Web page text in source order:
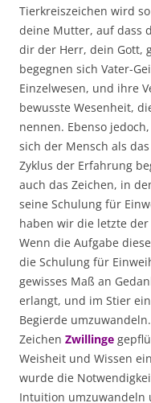
Tierkreiszeichen wird
deine Mutter, auf dass
dir der Herr, dein Gott,
begegnen sich Vater-
Einzelwesen, und ihre
bewusste Wesenheit,
nennen. Ebenso
sich der Mensch als
Zyklus der Erfahrung
auch das Zeichen, in
seine Schulung für
haben wir die letzte
Wenn die Aufgabe
die Schulung für
gewisses Maß an
erlangt, und im Stier
Begierde
Zeichen Zwillinge
Weisheit und Wissen
wurde die
Intuition umzuwandeln